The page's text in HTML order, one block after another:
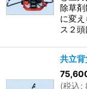
除草
に変
ス２
共立
(税込: